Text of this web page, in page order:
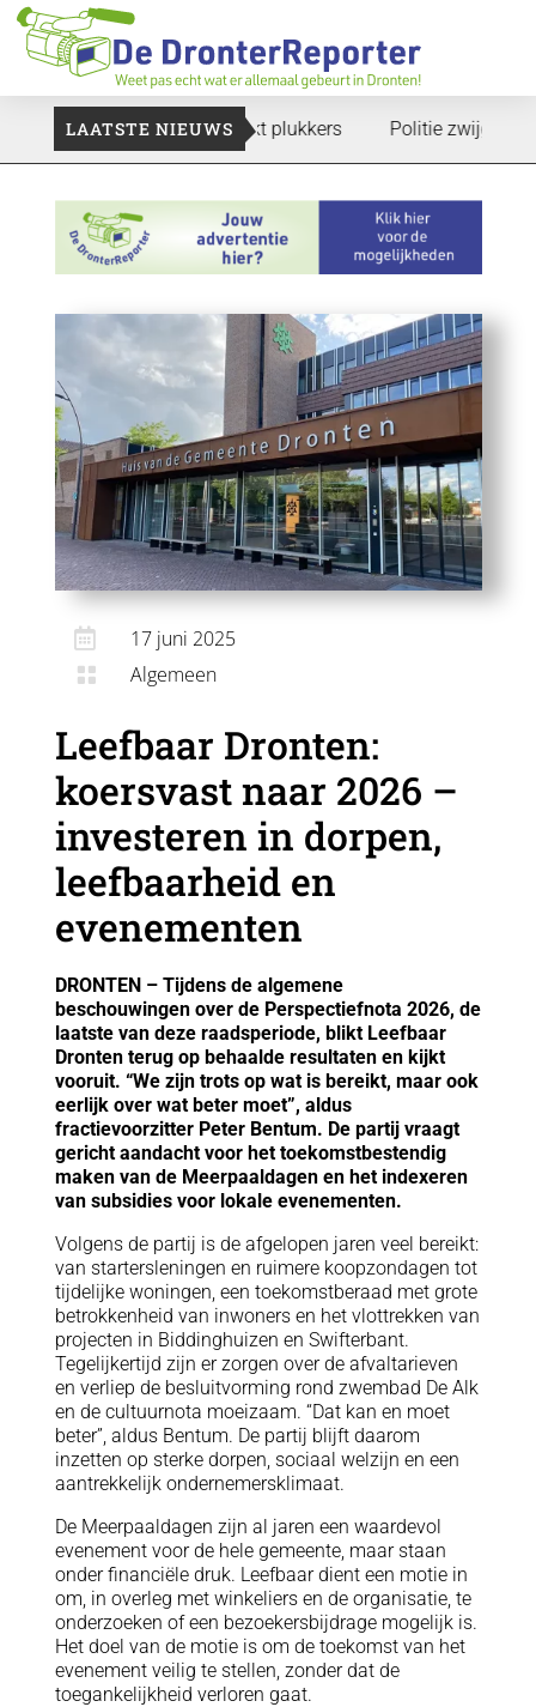
LAATSTE NIEUWS
gaan: Voedselbank zoekt plukkers Politie zwijgt nog
 17 juni 2025
 Algemeen
Leefbaar Dronten:
koersvast naar 2026 –
investeren in dorpen,
leefbaarheid en
evenementen
DRONTEN – Tijdens de algemene
beschouwingen over de Perspectiefnota 2026, de
laatste van deze raadsperiode, blikt Leefbaar
Dronten terug op behaalde resultaten en kijkt
vooruit. “We zijn trots op wat is bereikt, maar ook
eerlijk over wat beter moet”, aldus
fractievoorzitter Peter Bentum. De partij vraagt
gericht aandacht voor het toekomstbestendig
maken van de Meerpaaldagen en het indexeren
van subsidies voor lokale evenementen.
Volgens de partij is de afgelopen jaren veel bereikt:
van startersleningen en ruimere koopzondagen tot
tijdelijke woningen, een toekomstberaad met grote
betrokkenheid van inwoners en het vlottrekken van
projecten in Biddinghuizen en Swifterbant.
Tegelijkertijd zijn er zorgen over de afvaltarieven
en verliep de besluitvorming rond zwembad De Alk
en de cultuurnota moeizaam. “Dat kan en moet
beter”, aldus Bentum. De partij blijft daarom
inzetten op sterke dorpen, sociaal welzijn en een
aantrekkelijk ondernemersklimaat.
De Meerpaaldagen zijn al jaren een waardevol
evenement voor de hele gemeente, maar staan
onder financiële druk. Leefbaar dient een motie in
om, in overleg met winkeliers en de organisatie, te
onderzoeken of een bezoekersbijdrage mogelijk is.
Het doel van de motie is om de toekomst van het
evenement veilig te stellen, zonder dat de
toegankelijkheid verloren gaat.